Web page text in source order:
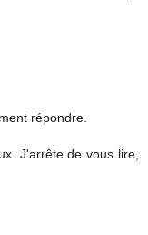
répondre.
J'arrête de vous lire,